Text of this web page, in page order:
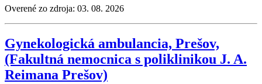
Overené zo zdroja: 03. 08. 2026
Gynekologická ambulancia, Prešov,
(Fakultná nemocnica s poliklinikou J. A.
Reimana Prešov)